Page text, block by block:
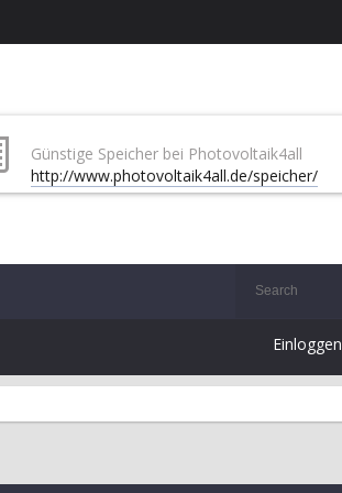
Günstige Speicher bei Photovoltaik4all
http://www.photovoltaik4all.de/speicher/
Einloggen